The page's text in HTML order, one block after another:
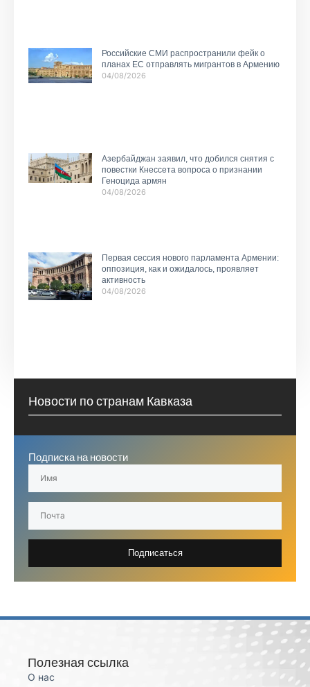
Российские СМИ распространили фейк о
планах ЕС отправлять мигрантов в Армению
04/08/2026
Азербайджан заявил, что добился снятия с
повестки Кнессета вопроса о признании
Геноцида армян
04/08/2026
Первая сессия нового парламента Армении:
оппозиция, как и ожидалось, проявляет
активность
04/08/2026
Новости по странам Кавказа
Подписка на новости
Подписаться
Полезная ссылка
О нас